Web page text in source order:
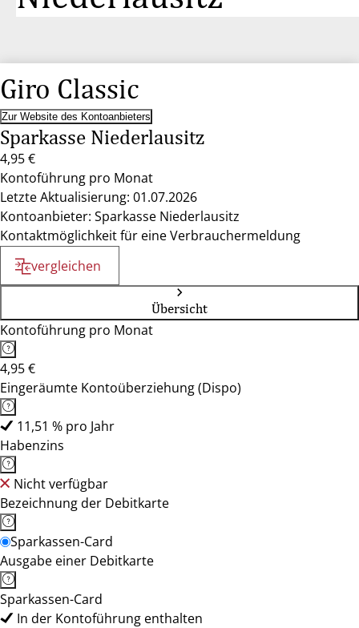
Giro Classic
Zur Website des Kontoanbieters
Sparkasse Niederlausitz
4,95 €
Kontoführung pro Monat
Letzte Aktualisierung: 01.07.2026
Kontoanbieter: Sparkasse Niederlausitz
Kontaktmöglichkeit für eine Verbrauchermeldung
vergleichen
Übersicht
Kontoführung pro Monat
4,95 €
Eingeräumte Kontoüberziehung (Dispo)
11,51 % pro Jahr
Habenzins
Nicht verfügbar
Bezeichnung der Debitkarte
Sparkassen-Card
Ausgabe einer Debitkarte
Sparkassen-Card
In der Kontoführung enthalten